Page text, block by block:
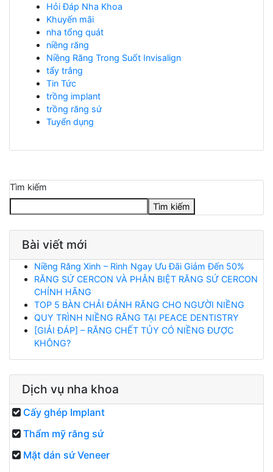
Hỏi Đáp Nha Khoa
Khuyến mãi
nha tổng quát
niềng răng
Niềng Răng Trong Suốt Invisalign
tẩy trắng
Tin Tức
trồng implant
trồng răng sứ
Tuyển dụng
Tìm kiếm
Tìm kiếm
Bài viết mới
Niềng Răng Xinh – Rinh Ngay Ưu Đãi Giảm Đến 50%
RĂNG SỨ CERCON VÀ PHÂN BIỆT RĂNG SỨ CERCON
CHÍNH HÃNG
TOP 5 BÀN CHẢI ĐÁNH RĂNG CHO NGƯỜI NIỀNG
QUY TRÌNH NIỀNG RĂNG TẠI PEACE DENTISTRY
[GIẢI ĐÁP] – RĂNG CHẾT TỦY CÓ NIỀNG ĐƯỢC
KHÔNG?
Dịch vụ nha khoa
Cấy ghép Implant
Thẩm mỹ răng sứ
Mặt dán sứ Veneer